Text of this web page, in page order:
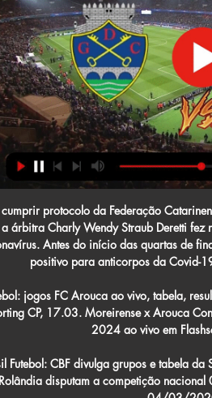
nacional 04/03/2020 09h03 | Atualizado em 04/03/2020 16h58

Aplicativo Encceja Conectado 2020 – Saiba mais sobre o App oficial do Inep! Trabalhe Conosco MRV 2020 – Vagas de Emprego, Estágio e Jovem Aprendiz em diversas áreas! Trabalhe Conosco Samarco 2020 – Oportunidades de Emprego em Diversas áreas! Apostilas Encceja 2020 – Comece a Estudar para Exame deste ano!

O Campeonato Catarinense de Futebol da Série A de 2019, ou Catarinense Sicoob 2019, [1] por motivos de patrocínio, foi a 94ª edição da principal divisão do futebol catarinense. Houve uma mudança na fórmula de disputa em relação ao ano anterior. O campeonato foi disputado em duas fases. A primeira fase, foi disputada por dez equipes em pontos corridos com turno e returno.

Chaves x Arouca » Placar ao vivo, Palpites, Estatísticas + ... FC Arouca e o FC Arouca marca 1 gols contra o GD Chaves. Em média, o GD Como Assistir em Direto e Transmissão ao vivo da Chaves x Arouca. Siga as etapas ...

Guia TV - sport tv GD CHAVES X FC AROUCA. LIGA PORTUGAL BETCLIC. 20:05 - 22:30. GD CHAVES X SPORTING CP. O FUTEBOL ÉS TU. 20:30 - 20:45. QUALIFICAÇÃO - FORMULA 1 GULF AIR BAHRAIN ...

Arouca x Chaves Palpite – Saiba Onde Assistir, Horário e 01/10/2023 — A partida acontece às 11h30 (horário de Brasília), no Estádio Municipal de Arouca. Confira o nosso palpite, saiba onde assistir e veja as ...

O treinador do Benfica B explicou os planos para o jogo de sábado (11h00), em Coimbra, relativo à 8.ª jornada da II Liga. Em Coimbra, às 11h00 de sábado, o Benfica B vai enfrentar a Académica na 8.ª jornada da II Liga. No caminho das águias atravessa-se "uma equipa agarrada a uma ideia muito própria", analisou o treinador Renato Paiva.

Primeira Liga FC Arouca, 31, 23. 8, FC Famalicão, 26, 22. 9 Estoril Praia, 22, 23. 15, Rio Ave FC, 22, 23. 16, Portimonense, 22, 23. 17, GD Chaves, 18, 23. 18, FC Vizela ...

Já a respeito do Campeonato Catarinense de futebol Série A, a competição retornará a partir da próxima quarta-feira, dia 8, com os jogos de ida das quartas-de-final. As primeiras equipes a adentrarem ao gramado serão Criciúma e Marcílio Dias, que se enfrentarão ás 19h no estádio Heriberto Hulse, em Criciúma.

Os jovens talentos das categorias de base do Sada Cruzeiro levantaram mais um título neste domingo, 28/07. Os garotos do sub-19 mostraram a força do manto estrelado no Rio de Janeiro e bateram o Botafogo por 3 sets a 0, garantindo o troféu inédito da Copa Cidade Maravilhosa.

Futebol: jogos GD Chaves ao vivo, tabela, resultados ... Chaves e outros resultados de futebol agora em Flashscore.com.br! Próximas partidas: 01.03. Chaves x Arouca, 11.03. Gil Vicente x Chaves, 17.03. Chaves x ...

Projeto Horta nas Escolas é apresentado em Afogados da Ingazeira By Blog do Patricio Nunes quinta-feira, outubro 12, 2017 No comments A Gerência Regional do Instituto Agronômico de Pernambuco (IPA), de Afogados da Ingazeira, em parceria com a Secretaria Estadual de Educação apresentam o Projeto de "Horta nas Escolas", na manhã desta quarta-feira (11), na Escola Ernesto de …

Melhores momentos: Caldense 0 x 0 Cruzeiro - Mineiro 2018.Cruzeiro tem noite pouco inspirada e empata sem gols com a Caldense fora de casa.Raposa não cria muitas chances para ameaçar Omar, e Fred completa segundo jogo sem marcar pelo clube.O Cruzeiro.....

Review: Gear Fit2 Pro melhora em tudo e agora mede natação Aparelho tem integração com smartphones, mas funciona de forma independente para monitorar exercícios, rastrear localização e.

Acompanhe no Pernambuco Notícias as últimas notícias de PE. Informações de trânsito, previsão do tempo, agenda cultural, vídeos e coberturas especiais.

Chaves - Arouca placar ao vivo, H2H e escalações Chaves Arouca esultado ao vivo (e transmissão online) começa no dia 1 de mar. de 2024 as 20:15 horário UTC em Portugal, Chaves, Estadio Municipal Eng.

Quem também estreia é o Globo. O adversário será o Força e Luz no estádio Barretão, domingo, às 17h. No único duelo da segunda-feira, encerrando essa segunda rodada da Copa Rio Grande do Norte, o Santa Cruz de Natal recebe o Assu, às 15h, na Arena das Dunas

Futebol Clube de Arouca GD Chaves - FC Arouca Sexta, 01 de março ⌚ 20h15 Estádio Municipal Veja os nossos jogos na sport tv · #LobosDeArouca #AmorEPaixao. Singué Jr ...

Chapecoense derrota Avaí no retorno do Catarinense. Agência Brasil. 08/07/20 - 22h29 Após um longo hiato de